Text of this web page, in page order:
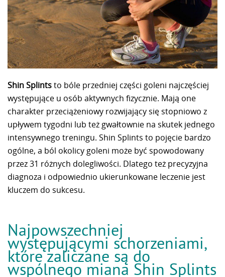
Shin Splintsto bóle przedniej części goleni najczęściej
występujące u osób aktywnych fizycznie. Mają one
charakter przeciążeniowy rozwijający się stopniowo z
upływem tygodni lub też gwałtownie na skutek jednego
intensywnego treningu. Shin Splints to pojęcie bardzo
ogólne, a ból okolicy goleni może być spowodowany
przez 31 różnych dolegliwości. Dlatego też precyzyjna
diagnoza i odpowiednio ukierunkowane leczenie jest
kluczem do sukcesu.
Najpowszechniej
występującymi schorzeniami,
które zaliczane są do
wspólnego miana Shin Splints